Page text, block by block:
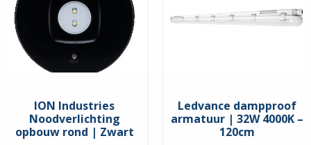
Toepassing
binnen, buiten, entree / hal,
Beschermingsgraad IP67
Slagvastheid
ION Industries
Noodverlichting
opbouw rond | Zwart
Ledvance dampproof
armatuur | 32W 4000K –
120cm